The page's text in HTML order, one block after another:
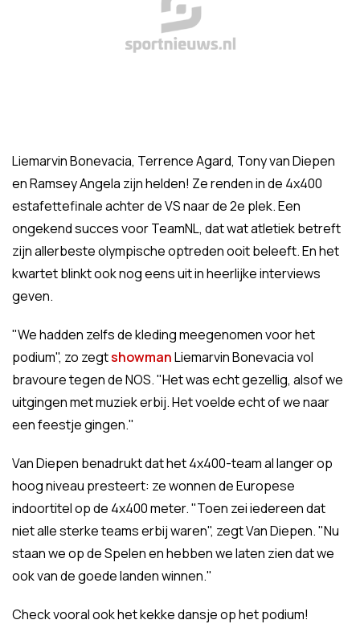
Liemarvin Bonevacia, Terrence Agard, Tony van Diepen
en Ramsey Angela zijn helden! Ze renden in de 4x400
estafettefinale achter de VS naar de 2e plek. Een
ongekend succes voor TeamNL, dat wat atletiek betreft
zijn allerbeste olympische optreden ooit beleeft. En het
kwartet blinkt ook nog eens uit in heerlijke interviews
geven.
"We hadden zelfs de kleding meegenomen voor het
podium", zo zegtshowmanLiemarvin Bonevacia vol
bravoure tegen de NOS. "Het was echt gezellig, alsof we
uitgingen met muziek erbij. Het voelde echt of we naar
een feestje gingen."
Van Diepen benadrukt dat het 4x400-team al langer op
hoog niveau presteert: ze wonnen de Europese
indoortitel op de 4x400 meter. "Toen zei iedereen dat
niet alle sterke teams erbij waren", zegt Van Diepen. "Nu
staan we op de Spelen en hebben we laten zien dat we
ook van de goede landen winnen."
Check vooral ook het kekke dansje op het podium!